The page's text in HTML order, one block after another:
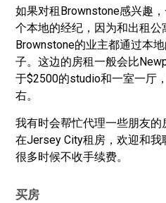
如果对租Brownstone感兴趣
个本地的经纪，因为和出租
Brownstone的业主都通过本
子。这边的房租一般会比
于$2500的studio和一室一厅
右。
我有时会帮忙代理一些朋友
在Jersey City租房，欢迎和
很多时候不收手续费。
买房